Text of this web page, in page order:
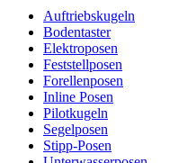
Auftriebskugeln
Bodentaster
Elektroposen
Feststellposen
Forellenposen
Inline Posen
Pilotkugeln
Segelposen
Stipp-Posen